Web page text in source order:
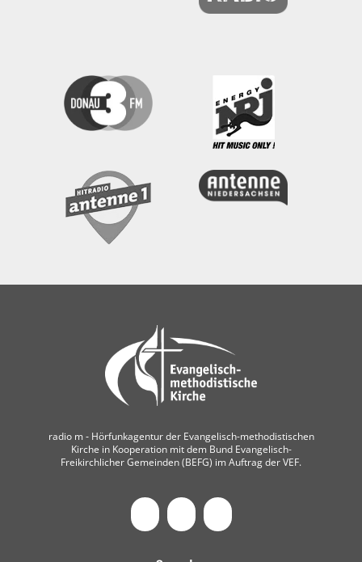
radio m ‐ Hörfunkagentur der Evangelisch-methodistischen
Kirche in Kooperation mit dem Bund Evangelisch-
Freikirchlicher Gemeinden (BEFG) im Auftrag der VEF.